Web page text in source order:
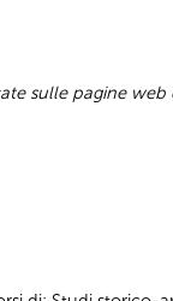
sulle pagine web